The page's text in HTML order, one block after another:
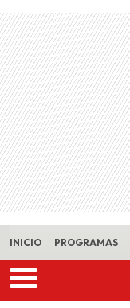
Skip to main content
INICIO PROGRAMAS